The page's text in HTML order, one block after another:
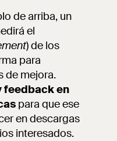
de arriba, un
el
) de los
para
de mejora.
feedback en
para que ese
en descargas
interesados.